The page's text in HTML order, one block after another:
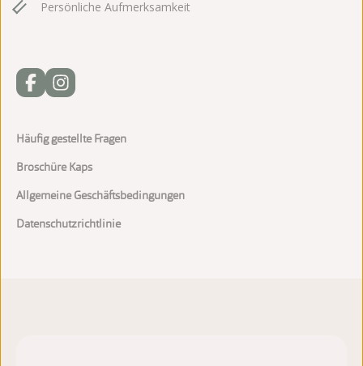
Persönliche Aufmerksamkeit
Häufig gestellte Fragen
Broschüre Kaps
Allgemeine Geschäftsbedingungen
Datenschutzrichtlinie